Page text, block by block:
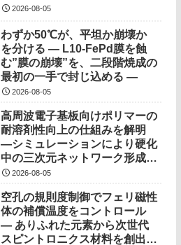
2026-08-05
わずか50℃が、平坦か崩壊か
を分ける ― L10-FePd膜を蝕
む”膜の崩壊”を、二段階焼成の
最初の一手で封じ込める ―
2026-08-05
高周波電子基板向けポリマーの
耐溶剤性向上の仕組みを解明
―シミュレーションにより硬化
中の三次元ネットワーク形成過
程を可視化―
2026-08-05
空孔の規則度制御でフェリ磁性
体の補償温度をコントロール
― ありふれた元素から次世代
スピントロニクス材料を創出！